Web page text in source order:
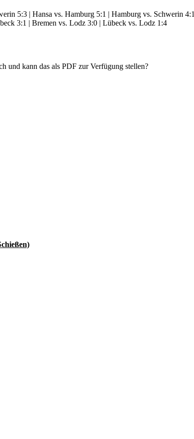
5:3 | Hansa vs. Hamburg 5:1 | Hamburg vs. Schwerin 4:1
3:1 | Bremen vs. Lodz 3:0 | Lübeck vs. Lodz 1:4
und kann das als PDF zur Verfügung stellen?